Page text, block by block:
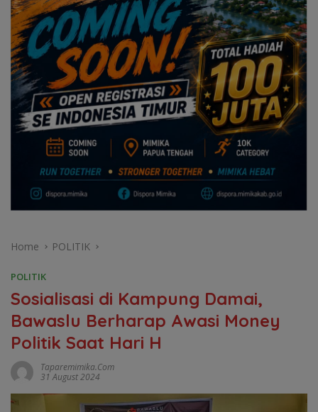
Home POLITIK
POLITIK
Sosialisasi di Kampung Damai,
Bawaslu Berharap Awasi Money
Politik Saat Hari H
Taparemimika.com
31 August 2024